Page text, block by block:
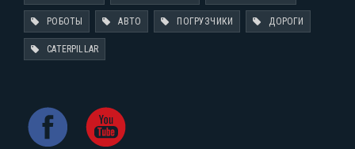
РОБОТЫ АВТО ПОГРУЗЧИКИ ДОРОГИ
CATERPILLAR